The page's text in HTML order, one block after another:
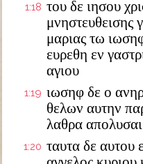
1:18 του δε ιησου
μνηστευθεισης
μαριας τω
ευρεθη εν
αγιου
1:19 ιωσηφ δε ο
θελων αυτην
λαθρα
1:20 ταυτα δε αυτου